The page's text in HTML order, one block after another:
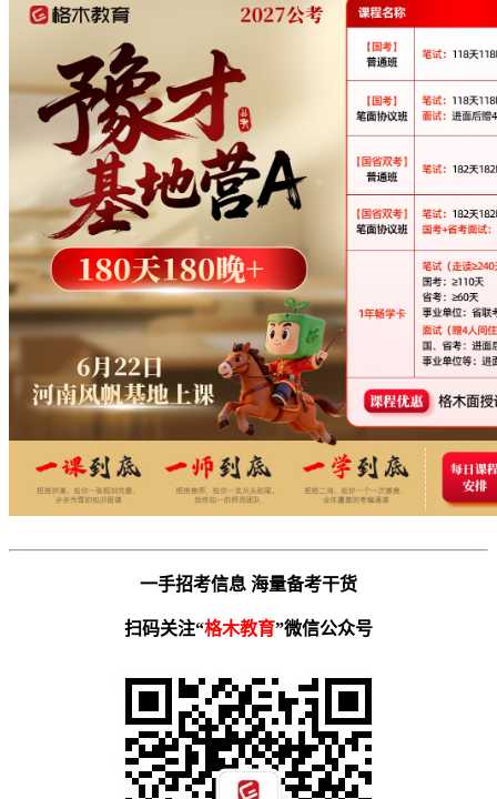
一手招考信息 海量备考干货
扫码关注“格木教育”微信公众号